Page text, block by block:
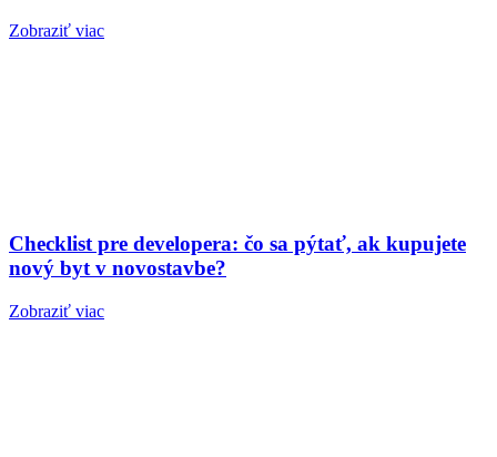
Zobraziť viac
Checklist pre developera: čo sa pýtať, ak kupujete
nový byt v novostavbe?
Zobraziť viac